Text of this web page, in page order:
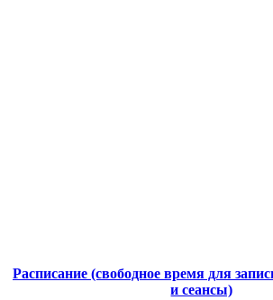
Расписание (свободное время для
и сеансы)